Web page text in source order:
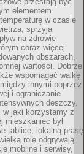
elementem
w czasie
sprzyja
na zdrowie
coraz więcej
obszarach,
wartości. Dobrze
wspomagać walkę
innymi poprzez
i ograniczanie
deszczy.
w jaki korzystamy z
mieszkaniec był
tablice, lokalną prasę
rolę odgrywają
mobilne i serwisy,